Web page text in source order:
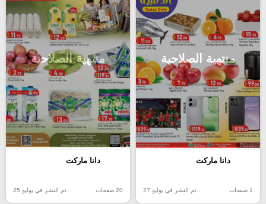
منتهية الصلاحية
دانا ماركت
1 صفحات تم النشر في يوليو 27
منتهية الصلاحية
دانا ماركت
20 صفحات تم النشر في يوليو 25